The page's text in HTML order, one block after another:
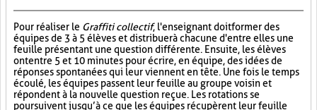
Pour réaliser le Graffiti collectif, l'enseignant doit former des
équipes de 3 à 5 élèves et distribuer à chacune d'entre elles une
feuille présentant une question différente. Ensuite, les élèves
ont entre 5 et 10 minutes pour écrire, en équipe, des idées de
réponses spontanées qui leur viennent en tête. Une fois le temps
écoulé, les équipes passent leur feuille au groupe voisin et
répondent à la nouvelle question reçue. Les rotations se
poursuivent jusqu’à ce que les équipes récupèrent leur feuille